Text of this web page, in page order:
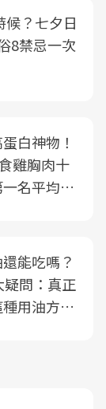
候？七夕日
8禁忌一次
白神物！
雞胸肉十
名平均一
能吃嗎？
問：真正
用油方